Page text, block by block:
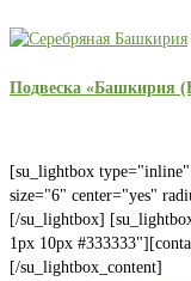
Подвеска «Башкирия
[su_lightbox
size="6" center="yes"
[/su_lightbox]
1px 10px
[/su_lightbox_content]